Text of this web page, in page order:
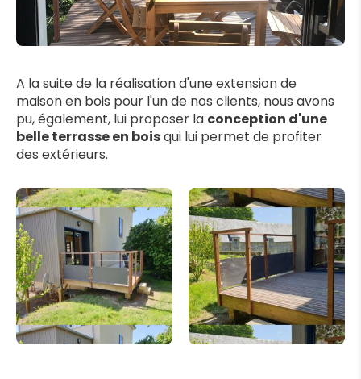
A la suite de la réalisation d'une extension de
maison en bois pour l'un de nos clients, nous avons
pu, également, lui proposer la conception d'une
belle terrasse en boisqui lui permet de profiter
des extérieurs.